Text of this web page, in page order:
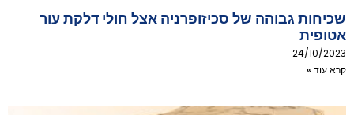
שכיחות גבוהה של סכיזופרניה אצל חולי דלקת עור
אטופית
24/10/2023
קרא עוד »